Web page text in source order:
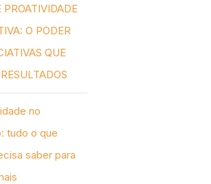
PROATIVIDADE
O PODER
QUE
no
tudo o que
saber para